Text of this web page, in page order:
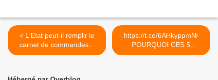
< L'Etat peut-il remplir le
carnet de commandes...
https://t.co/6AHkyppmNr
POURQUOI CES 5
ÉTRANGERS... >